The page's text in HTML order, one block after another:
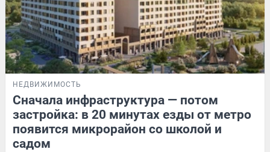
НЕДВИЖИМОСТЬ
Сначала инфраструктура — потом
застройка: в 20 минутах езды от метро
появится микрорайон со школой и
садом